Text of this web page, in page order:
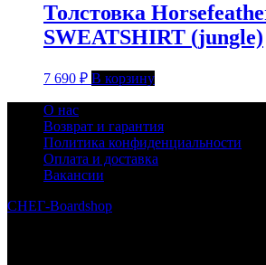
Толстовка
SWEATSHIRT (jungle)
7 690 ₽ В корзину
О нас
Возврат и гарантия
Политика конфиденциальности
Оплата и доставка
Вакансии
СНЕГ-Boardshop